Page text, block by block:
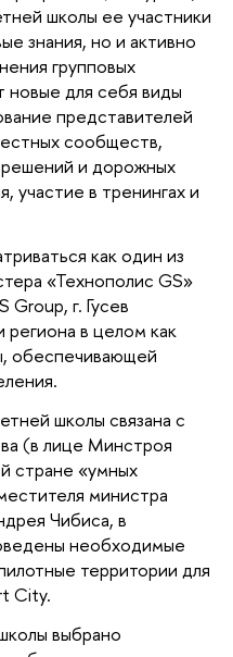
школы ее участники
знания, но и активно
групповых
новые для себя виды
представителей
сообществ,
решений и дорожных
участие в тренингах и
как один из
«Технополис GS»
г. Гусев
региона в целом как
обеспечивающей
школы связана с
(в лице Минстроя
стране «умных
министра
Чибиса, в
необходимые
территории для
City.
выбрано